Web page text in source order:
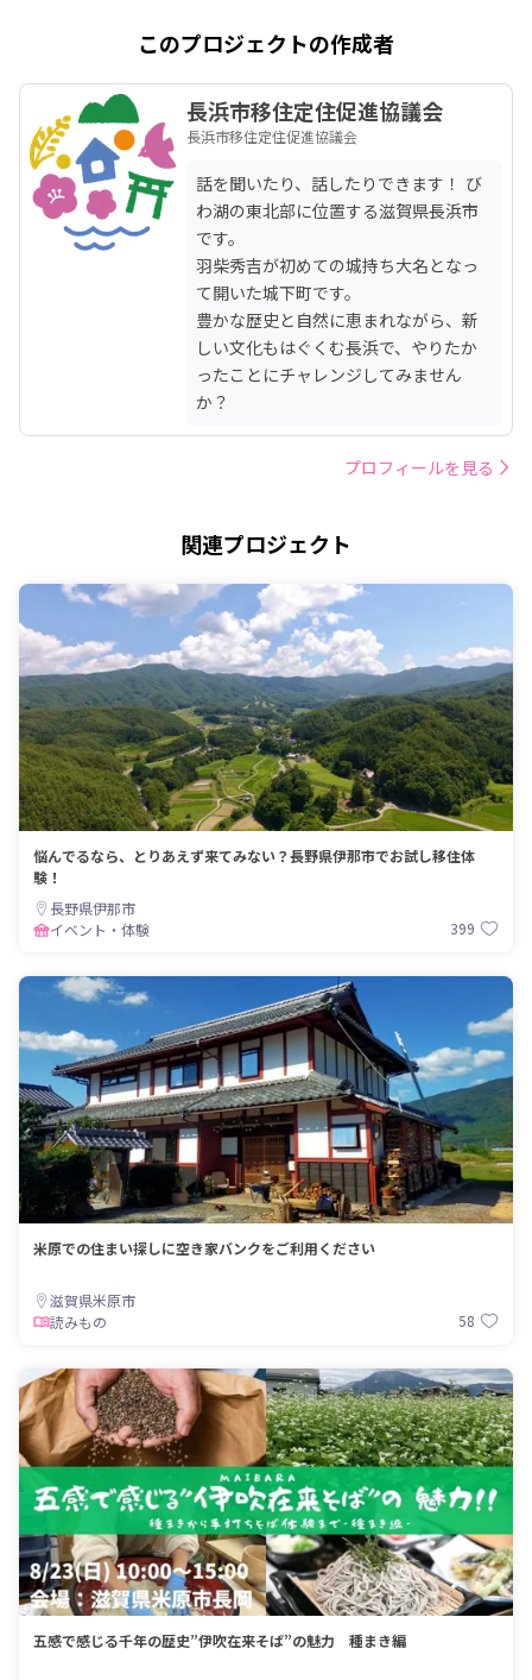
このプロジェクトの作成者
長浜市移住定住促進協議会
長浜市移住定住促進協議会
話を聞いたり、話したりできます！ び
わ湖の東北部に位置する滋賀県長浜市
です。
羽柴秀吉が初めての城持ち大名となっ
て開いた城下町です。
豊かな歴史と自然に恵まれながら、新
しい文化もはぐくむ長浜で、やりたか
ったことにチャレンジしてみません
か？
プロフィールを見る
関連プロジェクト
悩んでるなら、とりあえず来てみない？長野県伊那市でお試し移住体
験！
長野県伊那市
イベント・体験
399
米原での住まい探しに空き家バンクをご利用ください
滋賀県米原市
読みもの
58
五感で感じる千年の歴史”伊吹在来そば”の魅力 種まき編